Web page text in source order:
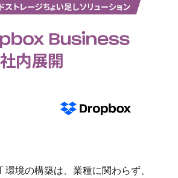
境の構築は、業種に関わらず、